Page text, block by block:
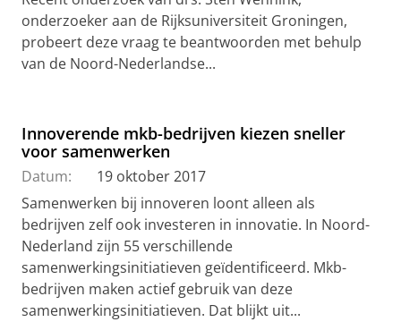
onderzoeker aan de Rijksuniversiteit Groningen,
probeert deze vraag te beantwoorden met behulp
van de Noord-Nederlandse...
Innoverende mkb-bedrijven kiezen sneller
voor samenwerken
Datum:
19 oktober 2017
Samenwerken bij innoveren loont alleen als
bedrijven zelf ook investeren in innovatie. In Noord-
Nederland zijn 55 verschillende
samenwerkingsinitiatieven geïdentificeerd. Mkb-
bedrijven maken actief gebruik van deze
samenwerkingsinitiatieven. Dat blijkt uit...